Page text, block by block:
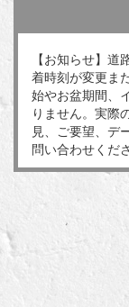
【お知らせ】
着時刻が変更ま
始やお盆期間、
りません。実際
見、ご要望、デ
問い合わせくだ